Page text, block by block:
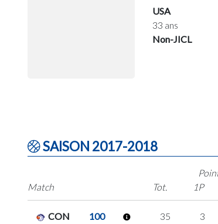
USA
33 ans
Non-JICL
SAISON 2017-2018
Match
Tot.
1P
CON
100
35 3